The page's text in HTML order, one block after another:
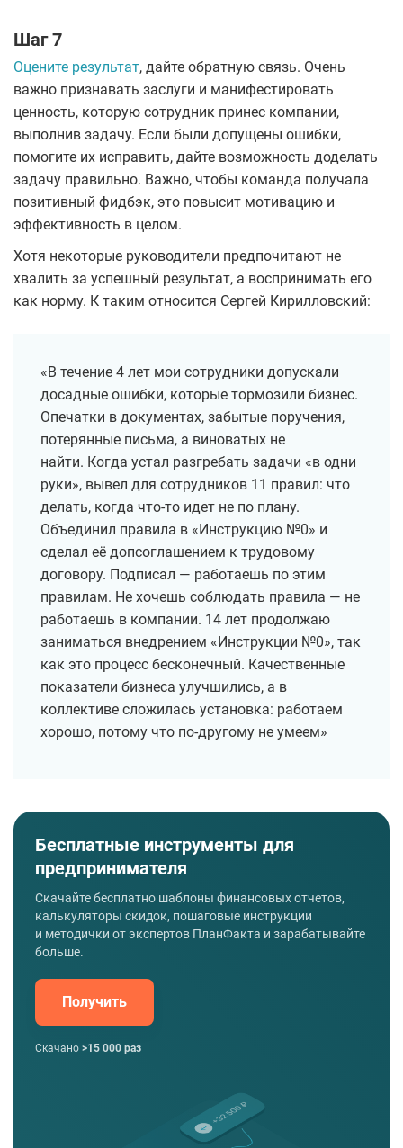
Шаг 7
Оцените результат, дайте обратную связь. Очень
важно признавать заслуги и манифестировать
ценность, которую сотрудник принес компании,
выполнив задачу. Если были допущены ошибки,
помогите их исправить, дайте возможность доделать
задачу правильно. Важно, чтобы команда получала
позитивный фидбэк, это повысит мотивацию и
эффективность в целом.
Хотя некоторые руководители предпочитают не
хвалить за успешный результат, а воспринимать его
как норму. К таким относится Сергей Кирилловский:
«В течение 4 лет мои сотрудники допускали
досадные ошибки, которые тормозили бизнес.
Опечатки в документах, забытые поручения,
потерянные письма, а виноватых не
найти. Когда устал разгребать задачи «в одни
руки», вывел для сотрудников 11 правил: что
делать, когда что-то идет не по плану.
Объединил правила в «Инструкцию №0» и
сделал её допсоглашением к трудовому
договору. Подписал — работаешь по этим
правилам. Не хочешь соблюдать правила — не
работаешь в компании. 14 лет продолжаю
заниматься внедрением «Инструкции №0», так
как это процесс бесконечный. Качественные
показатели бизнеса улучшились, а в
коллективе сложилась установка: работаем
хорошо, потому что по-другому не умеем»
Бесплатные инструменты для
предпринимателя
Скачайте бесплатно шаблоны финансовых отчетов,
калькуляторы скидок, пошаговые инструкции
и методички от экспертов ПланФакта и зарабатывайте
больше.
Получить
Скачано >15 000 раз